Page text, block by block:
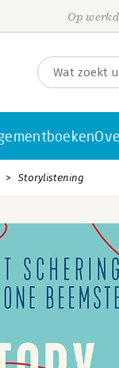
Op
Storylistening